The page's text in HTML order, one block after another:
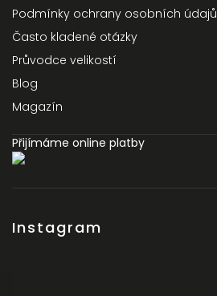
Podmínky ochrany osobních údajů
Často kladené otázky
Průvodce velikostí
Blog
Magazín
Přijímáme online platby
Instagram